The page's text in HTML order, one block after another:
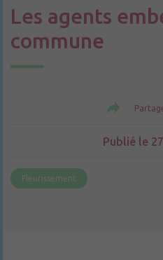
Les agents
commune
Publié le
Fleurissement